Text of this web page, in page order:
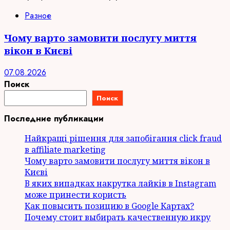
Разное
Чому варто замовити послугу миття
вікон в Києві
07.08.2026
Поиск
Поиск
Последние публикации
Найкращі рішення для запобігання click fraud
в affiliate marketing
Чому варто замовити послугу миття вікон в
Києві
В яких випадках накрутка лайків в Instagram
може принести користь
Как повысить позицию в Google Картах?
Почему стоит выбирать качественную икру